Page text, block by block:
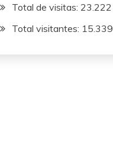
Total de visitas: 23.222
Total visitantes: 15.339